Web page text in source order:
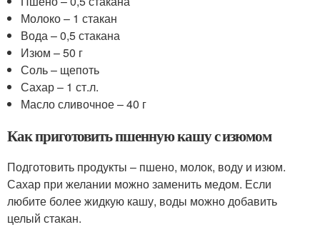
Молоко – 1 стакан
Вода – 0,5 стакана
Изюм – 50 г
Соль – щепоть
Сахар – 1 ст.л.
Масло сливочное – 40 г
Как приготовить пшенную кашу с изюмом
Подготовить продукты – пшено, молок, воду и изюм.
Сахар при желании можно заменить медом. Если
любите более жидкую кашу, воды можно добавить
целый стакан.